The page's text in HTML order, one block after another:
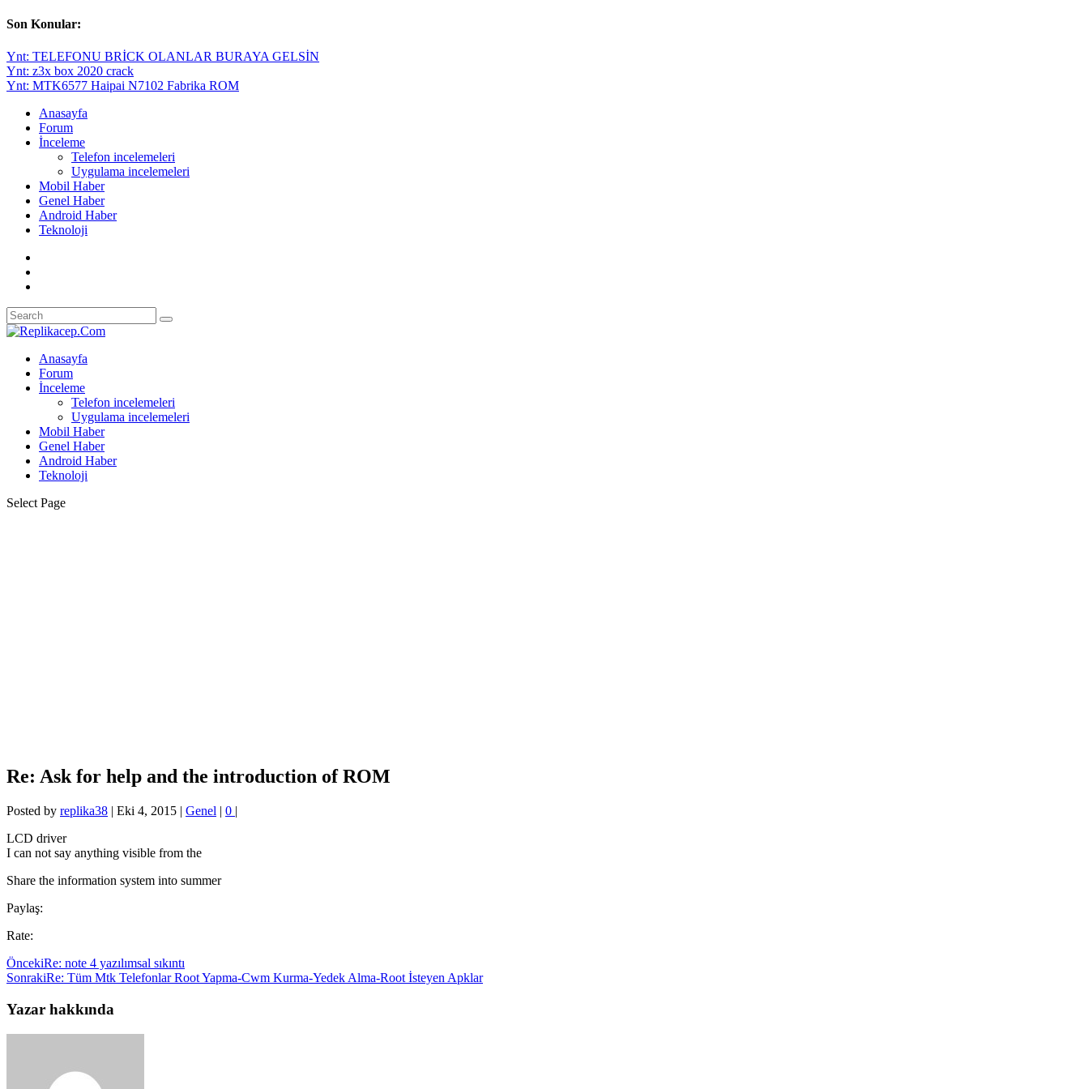
Son Konular:
Ynt: TELEFONU BRİCK OLANLAR BURAYA GELSİN
Ynt: z3x box 2020 crack
Ynt: MTK6577 Haipai N7102 Fabrika ROM
Anasayfa
Forum
İnceleme
Telefon incelemeleri
Uygulama incelemeleri
Mobil Haber
Genel Haber
Android Haber
Teknoloji
Anasayfa
Forum
İnceleme
Telefon incelemeleri
Uygulama incelemeleri
Mobil Haber
Genel Haber
Android Haber
Teknoloji
Select Page
Re: Ask for help and the introduction of ROM
Posted by replika38 | Eki 4, 2015 | Genel | 0 |
LCD driver
I can not say anything visible from the
Share the information system into summer
Paylaş:
Rate:
ÖncekiRe: note 4 yazılımsal sıkıntı
SonrakiRe: Tüm Mtk Telefonlar Root Yapma-Cwm Kurma-Yedek Alma-Root İsteyen Apklar
Yazar hakkında